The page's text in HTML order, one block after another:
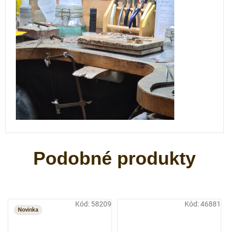
Novinka
Kód: 58209 Kód:46881